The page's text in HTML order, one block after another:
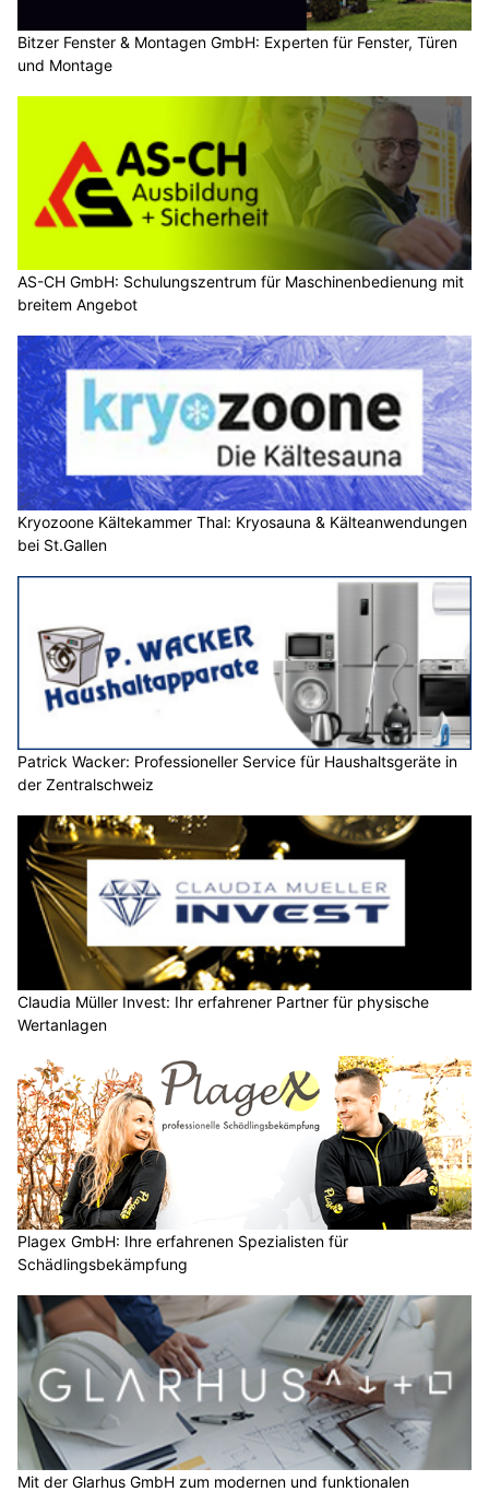
Bitzer Fenster & Montagen GmbH: Experten für Fenster, Türen
und Montage
AS-CH GmbH: Schulungszentrum für Maschinenbedienung mit
breitem Angebot
Kryozoone Kältekammer Thal: Kryosauna & Kälteanwendungen
bei St.Gallen
Patrick Wacker: Professioneller Service für Haushaltsgeräte in
der Zentralschweiz
Claudia Müller Invest: Ihr erfahrener Partner für physische
Wertanlagen
Plagex GmbH: Ihre erfahrenen Spezialisten für
Schädlingsbekämpfung
Mit der Glarhus GmbH zum modernen und funktionalen